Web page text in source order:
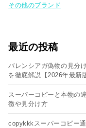
その他のブランド
最近の投稿
バレンシアガ偽物の見分
を徹底解説【2026年最新
スーパーコピーと本物の
徴や見分け方
copykkkスーパーコピー